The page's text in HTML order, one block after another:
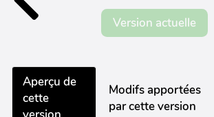
Version actuelle
Aperçu de
cette
Modifs apportées
par cette version